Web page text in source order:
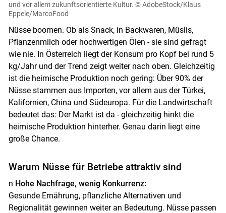
und vor allem zukunftsorientierte Kultur. © AdobeStock/Klaus
Eppele/MarcoFood
Nüsse boomen. Ob als Snack, in Backwaren, Müslis,
Pflanzenmilch oder hochwertigen Ölen - sie sind gefragt
wie nie. In Österreich liegt der Konsum pro Kopf bei rund 5
kg/Jahr und der Trend zeigt weiter nach oben. Gleichzeitig
ist die heimische Produktion noch gering: Über 90% der
Nüsse stammen aus Importen, vor allem aus der Türkei,
Kalifornien, China und Südeuropa. Für die Landwirtschaft
bedeutet das: Der Markt ist da - gleichzeitig hinkt die
heimische Produktion hinterher. Genau darin liegt eine
große Chance.
Warum Nüsse für Betriebe attraktiv sind
n Hohe Nachfrage, wenig Konkurrenz:
Gesunde Ernährung, pflanzliche Alternativen und
Regionalität gewinnen weiter an Bedeutung. Nüsse passen